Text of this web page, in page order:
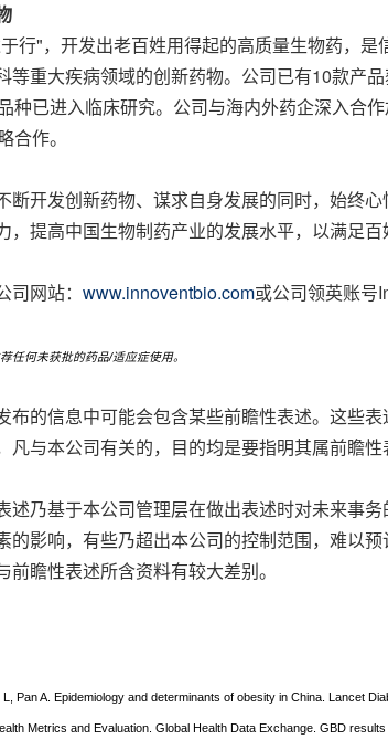
行"，开发出老百姓用得起的高质量生物药，
等重大疾病领域的创新药物。公司已有10款产
种已进入临床研究。公司与海内外药企深入合
合作。
断开发创新药物、谋求自身发展的同时，始终
，提高中国生物制药产业的发展水平，以满足
网站： www.innoventbio.com或公司领英账号
任何未获批的药品/适应症使用。
布的信息中可能会包含某些前瞻性表述。这些
凡与本公司有关的，目的均是要指明其属前瞻
述乃基于本公司管理层在做出表述时对未来事
的影响，有些乃超出本公司的控制范围，难以
前瞻性表述所含资料有较大差别。
L, Pan A. Epidemiology and determinants of obesity in China. Lancet
Metrics and Evaluation. Global Health Data Exchange. GBD results